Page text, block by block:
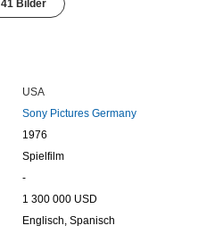
41 Bilder
USA
Sony Pictures Germany
1976
Spielfilm
-
1 300 000 USD
Englisch, Spanisch